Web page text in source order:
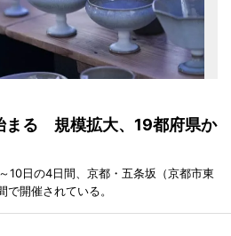
まる 規模拡大、19都府県か
10日の4日間、京都・五条坂（京都市東
開催されている。